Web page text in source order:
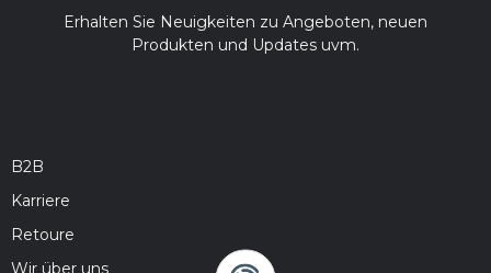
Erhalten Sie Neuigkeiten zu Angeboten, neuen
Produkten und Updates uvm.
B2B
Karriere
Retoure
Wir über uns